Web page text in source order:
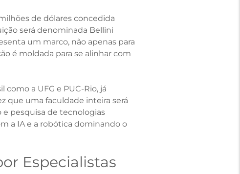
de dólares concedida
será denominada Bellini
um marco, não apenas para
é moldada para se alinhar com
a UFG e PUC-Rio, já
que uma faculdade inteira será
e pesquisa de tecnologias
a IA e a robótica dominando o
Especialistas